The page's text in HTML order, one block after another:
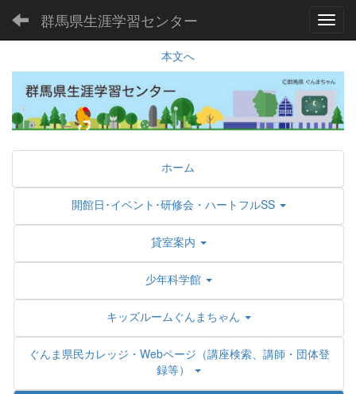
群馬県生涯学習センター
本文へ
ホーム
開館日･イベント･研修会・ハートフルSS
貸室案内
少年科学館
キッズルームぐんまちゃん
ぐんま県民カレッジ・Webページ（講座検索、講師・団体登
録等）